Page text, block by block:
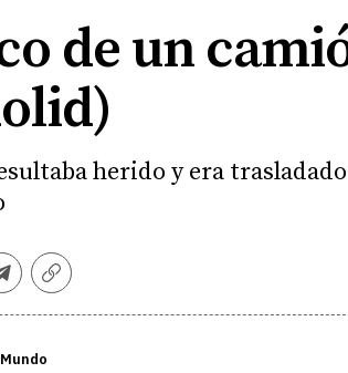
de un
herido y era
Telegram
Copiar